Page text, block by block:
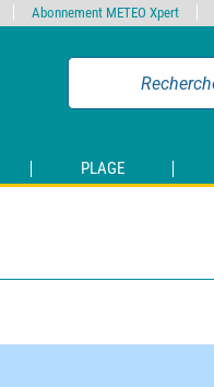
PLAGE
Abonnement METEO Xpert